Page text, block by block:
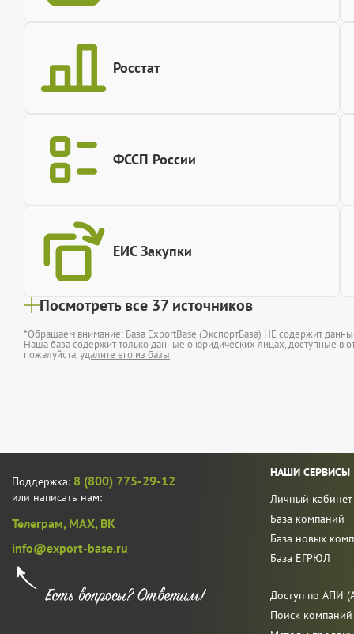
Росстат
ФССП России
ЕИС Закупки
Посмотреть все 37 источников
*Обращаем внимание: База ExportBase (ЭкспортБаза) НЕ содержит
Наша база содержит только данные о юридических лицах, доступные в
пожалуйста,удалите его из базы
Поддержка: 8 (800) 775-29-12
или написать нам:
Телеграм, MAX, ВК
info@export-base.ru
НАШИ СЕРВИСЫ
Личный кабинет
База компаний
База новых
База ЕГРЮЛ
Доступ по АПИ
Поиск